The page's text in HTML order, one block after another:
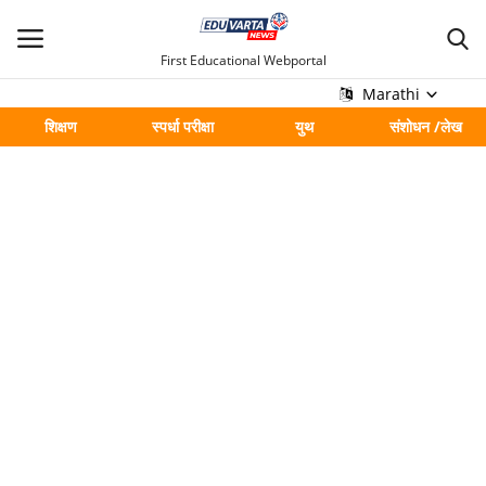
First Educational Webportal
Marathi
शिक्षण
स्पर्धा परीक्षा युथ संशोधन /लेख
मुख्य